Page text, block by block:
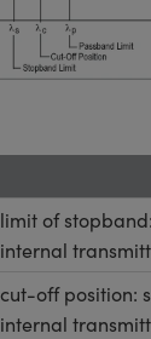
limit of
internal
cut-off position:
internal